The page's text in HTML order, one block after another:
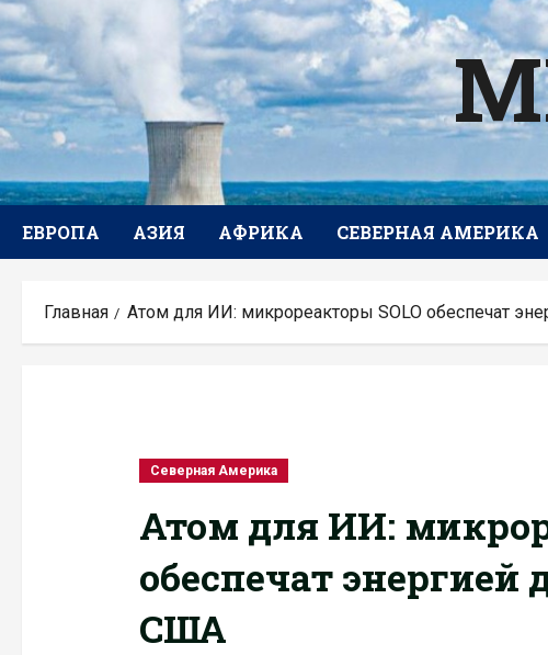
Перейти
к
содержимому
ЕВРОПА АЗИЯ АФРИКА СЕВЕРНАЯ АМЕРИКА
Главная Атом для ИИ: микрореакторы SOLO обеспечат
Северная Америка
Атом для ИИ:
обеспечат энергией
США